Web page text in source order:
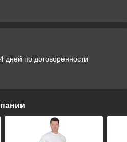
дней по договоренности